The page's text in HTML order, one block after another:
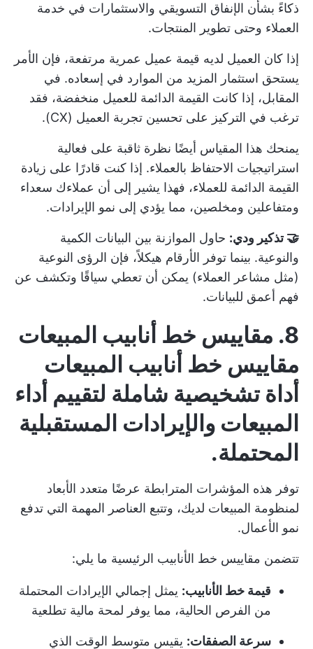
ذكاءً بشأن الإنفاق التسويقي والاستثمارات في خدمة
العملاء وحتى تطوير المنتجات.
إذا كان العميل لديه قيمة عميل عمرية مرتفعة، فإن الأمر
يستحق استثمار المزيد من الموارد في إسعاده. في
المقابل، إذا كانت القيمة الدائمة للعميل منخفضة، فقد
ترغب في التركيز على تحسين تجربة العميل (CX).
يمنحك هذا المقياس أيضًا نظرة ثاقبة على فعالية
استراتيجيات الاحتفاظ بالعملاء. إذا كنت قادرًا على زيادة
القيمة الدائمة للعملاء، فهذا يشير إلى أن عملاءك سعداء
ومتفاعلين ومخلصين، مما يؤدي إلى نمو الإيرادات.
🤝 تذكير ودي: حاول الموازنة بين البيانات الكمية
والنوعية. بينما توفر الأرقام هيكلاً، فإن الرؤى النوعية
(مثل مشاعر العملاء) يمكن أن تعطي سياقًا وتكشف عن
فهم أعمق للبيانات.
8. مقاييس خط أنابيب المبيعات
مقاييس خط أنابيب المبيعات
أداة تشخيصية شاملة لتقييم أداء
المبيعات والإيرادات المستقبلية
المحتملة.
توفر هذه المؤشرات المترابطة عرضًا متعدد الأبعاد
لمنظومة المبيعات لديك، وتتبع العناصر المهمة التي تدفع
نمو الأعمال.
تتضمن مقاييس خط الأنابيب الرئيسية ما يلي:
قيمة خط الأنابيب: يمثل إجمالي الإيرادات المحتملة
من الفرص الحالية، مما يوفر لمحة مالية تطلعية
سرعة الصفقات: يقيس متوسط الوقت الذي